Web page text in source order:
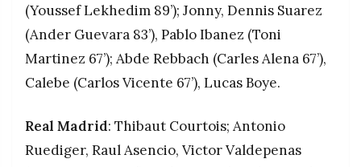
(Youssef Lekhedim 89’); Jonny, Dennis Suarez
(Ander Guevara 83’), Pablo Ibanez (Toni
Martinez 67’); Abde Rebbach (Carles Alena 67’),
Calebe (Carlos Vicente 67’), Lucas Boye.
Real Madrid: Thibaut Courtois; Antonio
Ruediger, Raul Asencio, Victor Valdepenas